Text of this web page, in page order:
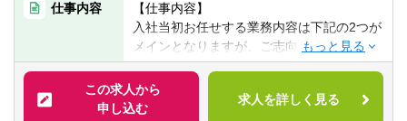
【歓迎要件】
■上場企業の会計・申告経験
【求める人物像】
■コミュニケーション力が高い方
■チームで成し遂げることにやりがいを感じ
仕事内容
【仕事内容】
入社当初お任せする業務内容は下記の2つが
メインとなりますが、ご志向や経験値次第
では、税務・会計業務も経験出来る職場環
境です。
この求人から
申し込む
求人を詳しく見る